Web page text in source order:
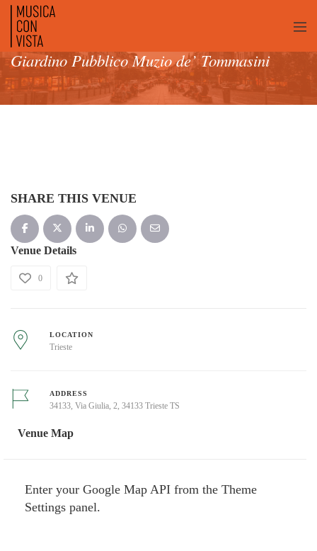
Giardino Pubblico Muzio de’ Tommasini
SHARE THIS VENUE
Venue Details
0
LOCATION
Trieste
ADDRESS
34133, Via Giulia, 2, 34133 Trieste TS
Venue Map
Enter your Google Map API from the Theme
Settings panel.